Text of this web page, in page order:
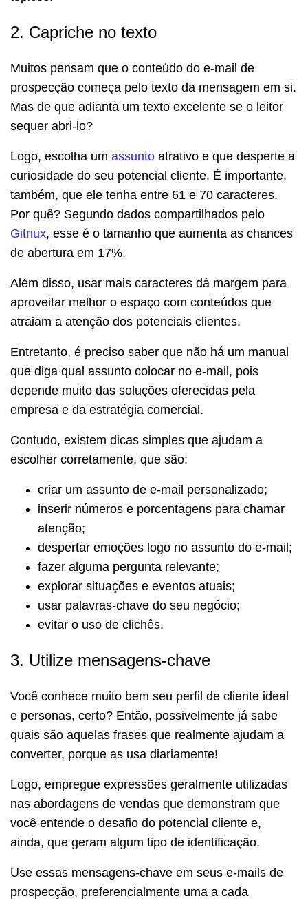
2. Capriche no texto
Muitos pensam que o conteúdo do e-mail de
prospecção começa pelo texto da mensagem em si.
Mas de que adianta um texto excelente se o leitor
sequer abri-lo?
Logo, escolha um assunto atrativo e que desperte a
curiosidade do seu potencial cliente. É importante,
também, que ele tenha entre 61 e 70 caracteres.
Por quê? Segundo dados compartilhados pelo
Gitnux, esse é o tamanho que aumenta as chances
de abertura em 17%.
Além disso, usar mais caracteres dá margem para
aproveitar melhor o espaço com conteúdos que
atraiam a atenção dos potenciais clientes.
Entretanto, é preciso saber que não há um manual
que diga qual assunto colocar no e-mail, pois
depende muito das soluções oferecidas pela
empresa e da estratégia comercial.
Contudo, existem dicas simples que ajudam a
escolher corretamente, que são:
criar um assunto de e-mail personalizado;
inserir números e porcentagens para chamar
atenção;
despertar emoções logo no assunto do e-mail;
fazer alguma pergunta relevante;
explorar situações e eventos atuais;
usar palavras-chave do seu negócio;
evitar o uso de clichês.
3. Utilize mensagens-chave
Você conhece muito bem seu perfil de cliente ideal
e personas, certo? Então, possivelmente já sabe
quais são aquelas frases que realmente ajudam a
converter, porque as usa diariamente!
Logo, empregue expressões geralmente utilizadas
nas abordagens de vendas que demonstram que
você entende o desafio do potencial cliente e,
ainda, que geram algum tipo de identificação.
Use essas mensagens-chave em seus e-mails de
prospecção, preferencialmente uma a cada